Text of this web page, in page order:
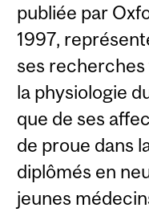
publiée par
1997,
ses recherches
la physiologie
que de ses
de proue dans
diplômés en
jeunes